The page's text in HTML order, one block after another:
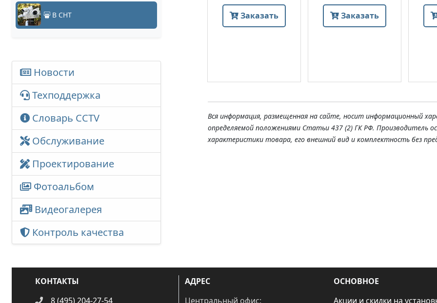
В СНТ
Новости
Техподдержка
Словарь CCTV
Обслуживание
Проектирование
Фотоальбом
Видеогалерея
Контроль качества
Заказать Заказать Заказать
Вся информация, размещенная на сайте, носит информационный
определяемой положениями Статьи 437 (2) ГК РФ. Производитель
характеристики товара, его внешний вид и комплектность без
КОНТАКТЫ
8 (495) 204-27-54
АДРЕС
Центральный офис:
ОСНОВНОЕ
Акции и скидки на